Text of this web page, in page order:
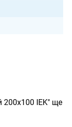
200х100 IEK" ще